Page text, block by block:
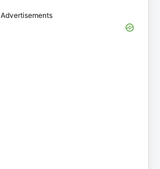
Advertisements